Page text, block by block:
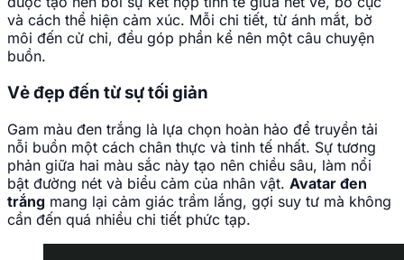
và cách thể hiện cảm xúc. Mỗi chi tiết, từ ánh mắt, bờ
môi đến cử chỉ, đều góp phần kể nên một câu chuyện
buồn.
Vẻ đẹp đến từ sự tối giản
Gam màu đen trắng là lựa chọn hoàn hảo để truyền tải
nỗi buồn một cách chân thực và tinh tế nhất. Sự tương
phản giữa hai màu sắc này tạo nên chiều sâu, làm nổi
bật đường nét và biểu cảm của nhân vật. Avatar đen
trắng mang lại cảm giác trầm lắng, gợi suy tư mà không
cần đến quá nhiều chi tiết phức tạp.